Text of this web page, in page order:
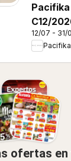
C12/
12/07 - 31/
Pacifika
ofertas en